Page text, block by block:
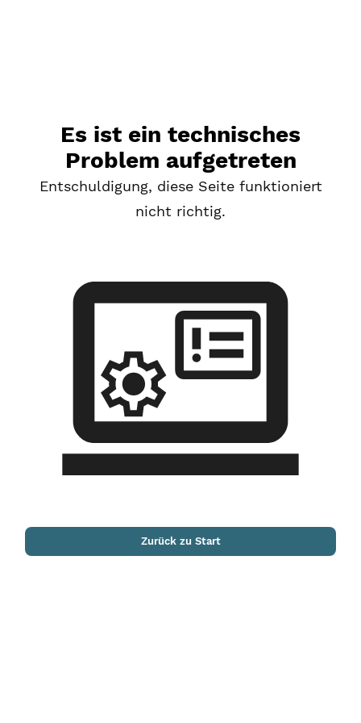
Es ist ein technisches
Problem aufgetreten
Entschuldigung, diese Seite funktioniert
nicht richtig.
Zurück zu Start